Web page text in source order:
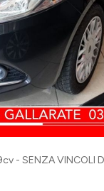
- SENZA VINCOLI